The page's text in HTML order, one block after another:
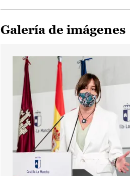
Galería de imágenes